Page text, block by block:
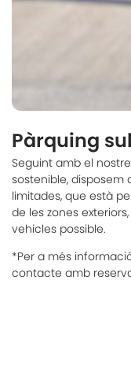
Pàrquing
Seguint amb el
sostenible,
limitades, que està
de les zones
vehicles possible.
*Per a més
contacte amb